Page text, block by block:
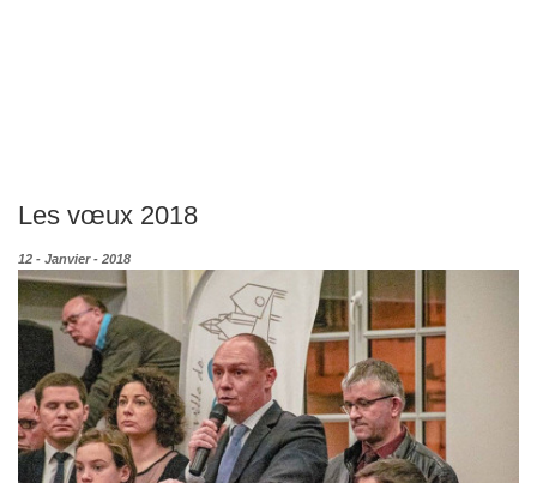
Les vœux 2018
12 - Janvier - 2018